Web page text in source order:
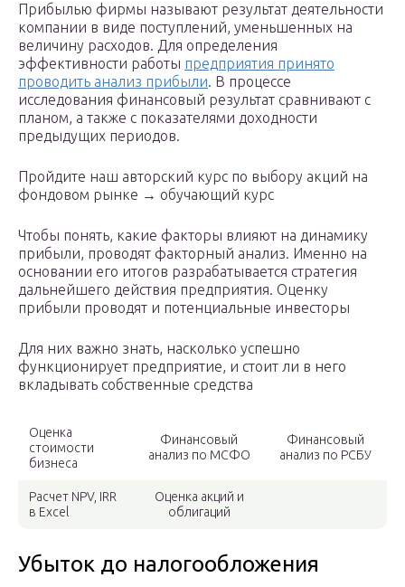
Прибылью фирмы называют результат деятельности
компании в виде поступлений, уменьшенных на
величину расходов. Для определения
эффективности работы предприятия принято
проводить анализ прибыли. В процессе
исследования финансовый результат сравнивают с
планом, а также с показателями доходности
предыдущих периодов.
Пройдите наш авторский курс по выбору акций на
фондовом рынке → обучающий курс
Чтобы понять, какие факторы влияют на динамику
прибыли, проводят факторный анализ. Именно на
основании его итогов разрабатывается стратегия
дальнейшего действия предприятия. Оценку
прибыли проводят и потенциальные инвесторы
Для них важно знать, насколько успешно
функционирует предприятие, и стоит ли в него
вкладывать собственные средства
Оценка
стоимости
бизнеса
Финансовый
анализ по МСФО
Финансовый
анализ по РСБУ
Расчет NPV, IRR
в Excel
Оценка акций и
облигаций
Убыток до налогообложения